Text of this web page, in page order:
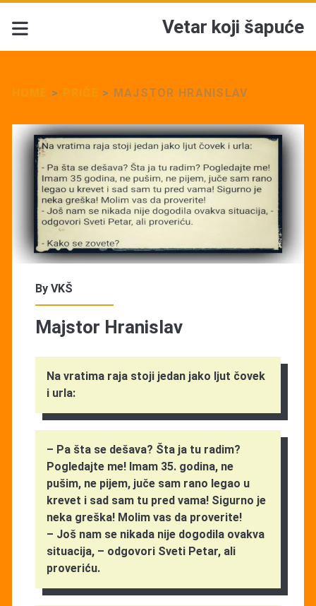
Vetar koji šapuće
> > MAJSTOR HRANISLAV
By VKŠ
Majstor Hranislav
Na vratima raja stoji jedan jako ljut čovek
i urla:
– Pa šta se dešava? Šta ja tu radim?
Pogledajte me! Imam 35. godina, ne
pušim, ne pijem, juče sam rano legao u
krevet i sad sam tu pred vama! Sigurno je
neka greška! Molim vas da proverite!
– Još nam se nikada nije dogodila ovakva
situacija, – odgovori Sveti Petar, ali
proveriću.